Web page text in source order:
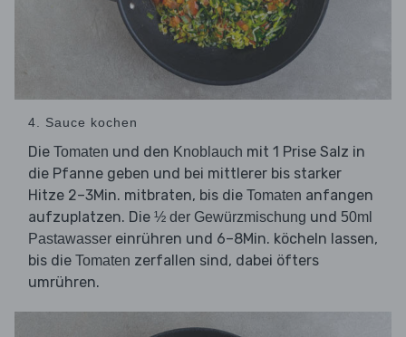
4. Sauce kochen
Die Tomaten und den Knoblauch mit 1 Prise Salz in
die Pfanne geben und bei mittlerer bis starker
Hitze 2–3Min. mitbraten, bis die Tomaten anfangen
aufzuplatzen. Die ½ der Gewürzmischung und 50ml
Pastawasser einrühren und 6–8Min. köcheln lassen,
bis die Tomaten zerfallen sind, dabei öfters
umrühren.